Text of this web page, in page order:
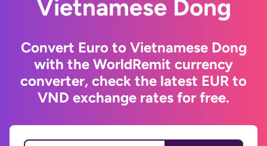
Vietnamese Dong
Convert Euro to Vietnamese Dong
with the WorldRemit currency
converter, check the latest EUR to
VND exchange rates for free.